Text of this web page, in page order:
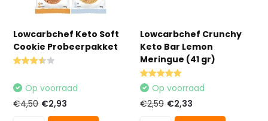
Lowcarbchef Keto Soft
Cookie Probeerpakket
Op voorraad
€4,50 €2,93
Lowcarbchef Crunchy
Keto Bar Lemon
Meringue (41 gr)
Op voorraad
€2,59 €2,33